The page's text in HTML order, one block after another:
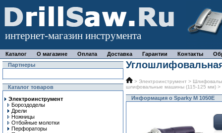
интернет-магазин инструмента
Каталог О магазине Оплата Доставка Гарантии Контакты
Партнеры
Каталог товаров
Электроинструмент
Бороздоделы
Дрели
Ножницы
Отбойные молотки
Перфораторы
> Электроинструмент >
шлифовальные машины (115-125 мм) >
Информация о Sparky M 1050E